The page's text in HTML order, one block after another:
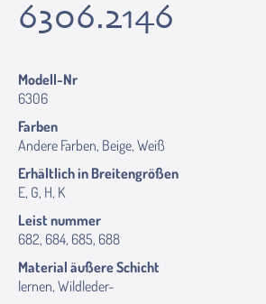
6306.2146
Modell-Nr
6306
Farben
Andere Farben, Beige, Weiß
Erhältlich in Breitengrößen
E, G, H, K
Leist nummer
682, 684, 685, 688
Material äußere Schicht
lernen, Wildleder-